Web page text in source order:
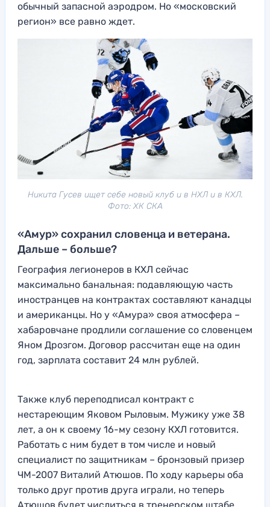
обычный запасной аэродром. Но «московский
регион» все равно ждет.
Никита Гусев ищет себе новый клуб и в НХЛ и в КХЛ.
Фото: ХК СКА
«Амур» сохранил словенца и ветерана.
Дальше – больше?
География легионеров в КХЛ сейчас
максимально банальная: подавляющую часть
иностранцев на контрактах составляют канадцы
и американцы. Но у «Амура» своя атмосфера –
хабаровчане продлили соглашение со словенцем
Яном Дрозгом. Договор рассчитан еще на один
год, зарплата составит 24 млн рублей.
Также клуб переподписал контракт с
нестареющим Яковом Рыловым. Мужику уже 38
лет, а он к своему 16-му сезону КХЛ готовится.
Работать с ним будет в том числе и новый
специалист по защитникам – бронзовый призер
ЧМ-2007 Виталий Атюшов. По ходу карьеры оба
только друг против друга играли, но теперь